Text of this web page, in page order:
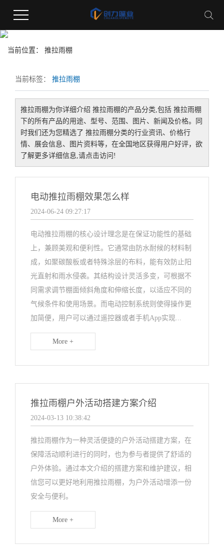
当前位置： 推拉雨棚
当前标签： 推拉雨棚
推拉雨棚 为你详细介绍 推拉雨棚 的产品分类,包括 推拉雨棚
下的所有产品的用途、型号、范围、图片、新闻及价格。同
时我们还为您精选了 推拉雨棚分类的行业资讯、价格行
情、展会信息、图片资料等，在全国地区获得用户好评，欲
了解更多详细信息,请点击访问!
电动推拉雨棚效果怎么样
2024-06-24 09:27:17
电动推拉雨棚的核心设计理念是在保证功能性的基础
上，兼顾美观和便利性。它通常由防水耐候的材料制
成，如聚碳酸板或者特殊涂层的布料，能有效防止阳
光直射和雨水侵袭。其结构设计灵活多变，可根据不
同需求调节棚面倾斜角度和伸缩长度，以适应不同的
气候条件和使用场景。而电动控制系统则使得操作更
加简便，用户可以通过遥控器或者手机App实现...
More +
推拉雨棚户外活动搭建方案介绍
2024-03-13 10:38:42
推拉雨棚作为一种灵活便捷的户外活动搭建方案，在
保障活动顺利进行的同时，也为参与者提供了舒适的
户外体验。通过本文介绍的搭建方案和维护建议，相
信您可以更好地利用推拉雨棚，为户外活动增添一份
安全与便利。
More +